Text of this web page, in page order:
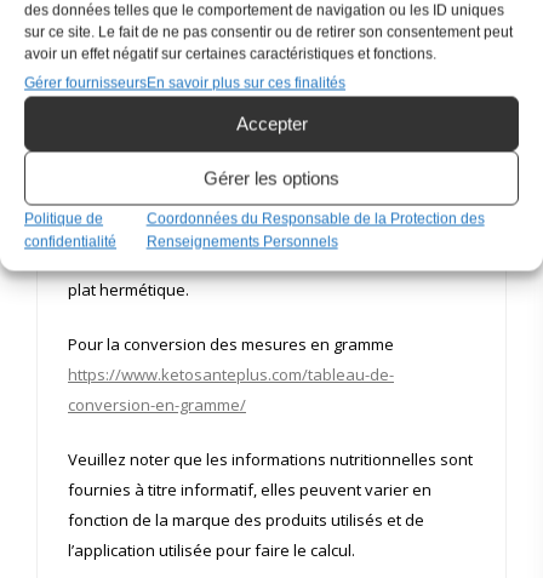
des données telles que le comportement de navigation ou les ID uniques
sur ce site. Le fait de ne pas consentir ou de retirer son consentement peut
avoir un effet négatif sur certaines caractéristiques et fonctions.
Gérer fournisseursEn savoir plus sur ces finalités
Accepter
Gérer les options
Politique de
confidentialité
Coordonnées du Responsable de la Protection des
Renseignements Personnels
1/4 c. à thé de poivre
1/2 c. à thé de poudre d’oignon
1/4 c. à thé de poivre de cayenne
1/4 c. à thé d’origan séché
1/4 c. à thé de thym séché
plat hermétique.
Pour la conversion des mesures en gramme
https://www.ketosanteplus.com/tableau-de-
conversion-en-gramme/
Veuillez noter que les informations nutritionnelles sont
fournies à titre informatif, elles peuvent varier en
fonction de la marque des produits utilisés et de
l’application utilisée pour faire le calcul.